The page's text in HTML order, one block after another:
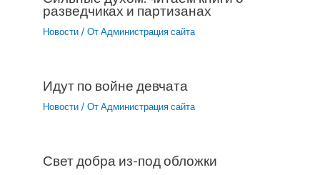
разведчиках и партизанах
Новости / От Администрация сайта
Идут по войне девчата
Новости / От Администрация сайта
Свет добра из-под обложки